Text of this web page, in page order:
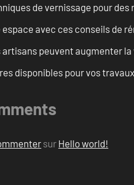
de vernissage pour
avec ces conseils de
artisans peuvent augmenter
disponibles pour vos
sur Hello world!